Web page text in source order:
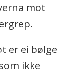
mot
er ei bølge
ikke